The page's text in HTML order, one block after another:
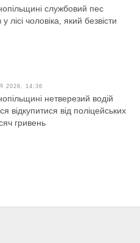
службовий пес
лісі чоловіка, який безвісти
2026, 14:36
нетверезий водій
відкупитися від поліцейських
гривень